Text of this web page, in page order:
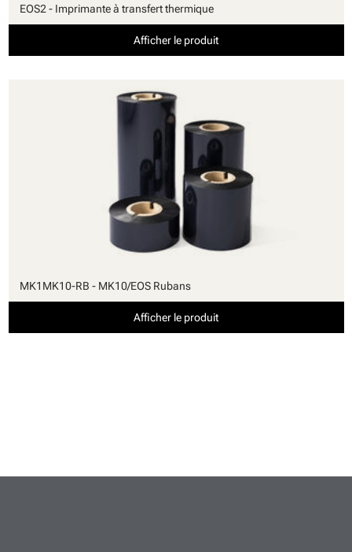
EOS2 - Imprimante à transfert thermique
Afficher le produit
MK1MK10-RB - MK10/EOS Rubans
Afficher le produit